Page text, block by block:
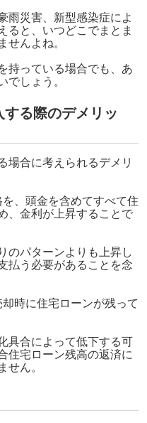
雨災害、新型感染症によ
ると、いつどこでまとま
せんよね。
持っている場合でも、あ
でしょう。
る際のデメリッ
場合に考えられるデメリ
、頭金を含めてすべて住
、金利が上昇することで
のパターンよりも上昇し
払う必要があることを念
時に住宅ローンが残って
具合によって低下する可
住宅ローン残高の返済に
せん。